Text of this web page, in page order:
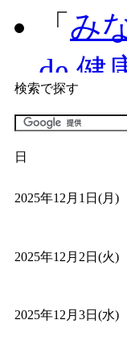
「 み
de 健
「子
間：
「皆
～」
子
2026/
検索で探す
日
2025年12月1日(月)
2025年12月2日(火)
2025年12月3日(水)